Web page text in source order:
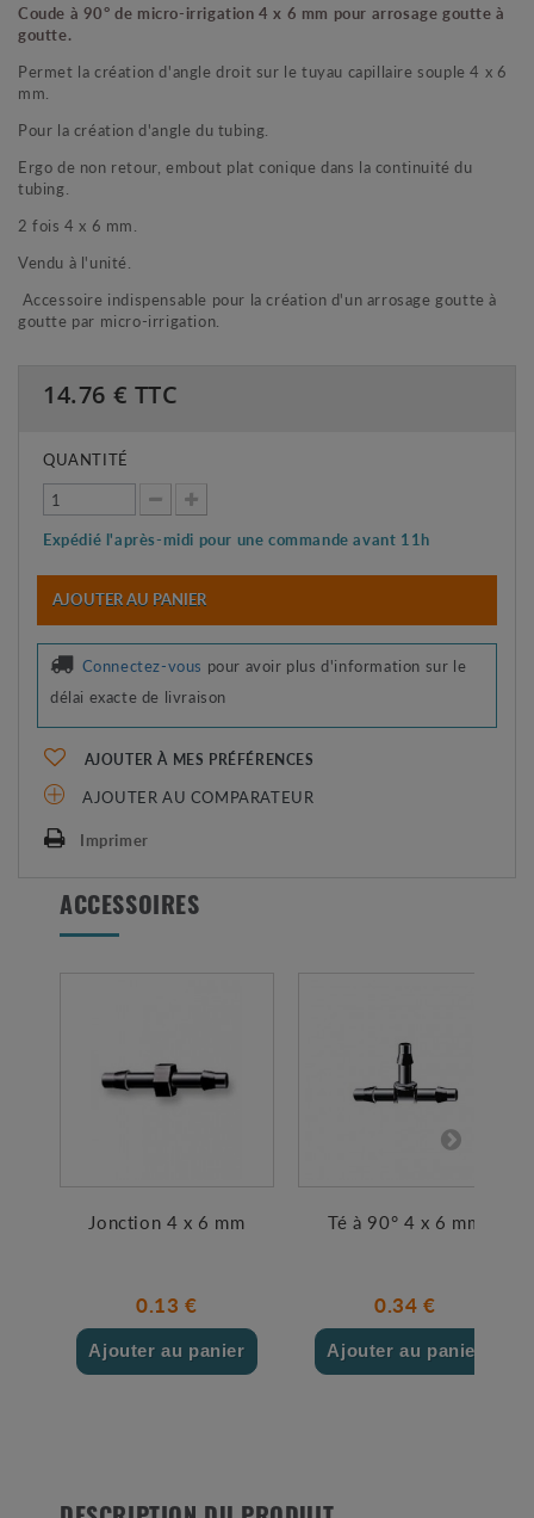
Coude à 90° de micro-irrigation 4 x 6 mm pour arrosage goutte à
goutte.
Permet la création d'angle droit sur le tuyau capillaire souple 4 x 6
mm.
Pour la création d'angle du tubing.
Ergo de non retour, embout plat conique dans la continuité du
tubing.
2 fois 4 x 6 mm.
Vendu à l'unité.
Accessoire indispensable pour la création d'un arrosage goutte à
goutte par micro-irrigation.
14.76 € TTC
QUANTITÉ
Expédié l'après-midi pour une commande avant 11h
AJOUTER AU PANIER
Connectez-vous pour avoir plus d'information sur le
délai exacte de livraison
AJOUTER À MES PRÉFÉRENCES
AJOUTER AU COMPARATEUR
Imprimer
ACCESSOIRES
Jonction 4 x 6 mm
0.13 €
Ajouter au panier
Té à 90° 4 x 6 mm
0.34 €
Ajouter au panier